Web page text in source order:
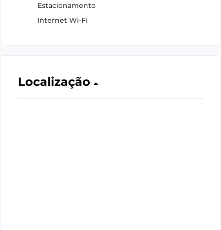
Estacionamento
Internet Wi-Fi
Localização